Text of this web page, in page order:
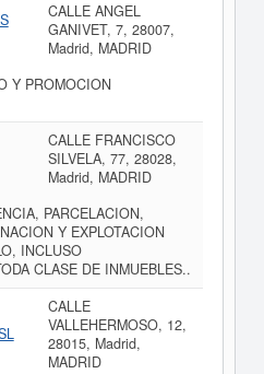
CALLE ANGEL
GANIVET, 7, 28007,
Madrid, MADRID
Y PROMOCION
CALLE FRANCISCO
SILVELA, 77, 28028,
Madrid, MADRID
PARCELACION,
Y EXPLOTACION
INCLUSO
CLASE DE INMUEBLES..
CALLE
VALLEHERMOSO, 12,
28015, Madrid,
MADRID